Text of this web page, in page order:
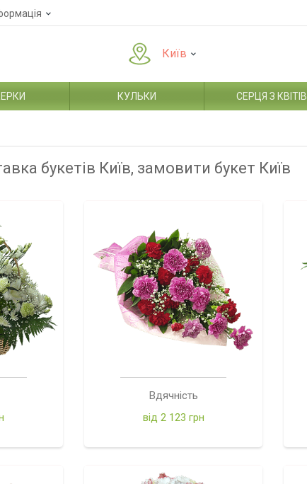
Київ
КУЛЬКИ СЕРЦЯ З КВІТІВ
букетів Київ, замовити букет Київ
Вдячність
від 2 123 грн